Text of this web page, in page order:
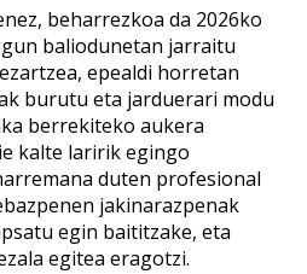
beharrezkoa da 2026ko
baliodunetan jarraitu
epealdi horretan
burutu eta jarduerari modu
berrekiteko aukera
kalte laririk egingo
duten profesional
jakinarazpenak
egin baititzake, eta
egitea eragotzi.